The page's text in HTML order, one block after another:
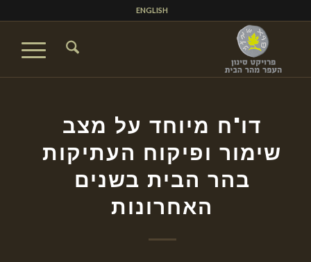
ENGLISH
דו"ח מיוחד על מצב
שימור ופיקוח העתיקות
בהר הבית בשנים
האחרונות